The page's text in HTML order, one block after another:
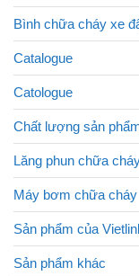
Bình chữa cháy xe
Catalogue
Catologue
Chất lượng sản
Lăng phun chữa
Máy bơm chữa cháy
Sản phẩm của
Sản phẩm khác